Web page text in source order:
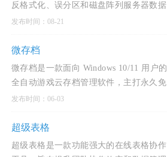
反格式化、误分区和磁盘阵列服务器数据
重组的数据恢复功能，对电子表格和电子
发布时间：08-21
微存档
微存档是一款面向 Windows 10/11 用户的
全自动游戏云存档管理软件，主打永久免
费、轻量高效、安全可靠，致力于解决单
发布时间：06-03
超级表格
超级表格是一款功能强大的在线表格协作